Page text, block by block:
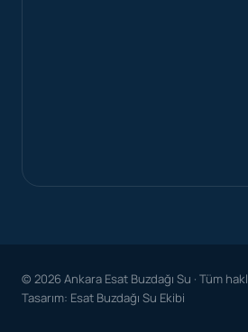
© 2026 Ankara Esat Buzdağı Su · Tüm
Tasarım: Esat Buzdağı Su Ekibi